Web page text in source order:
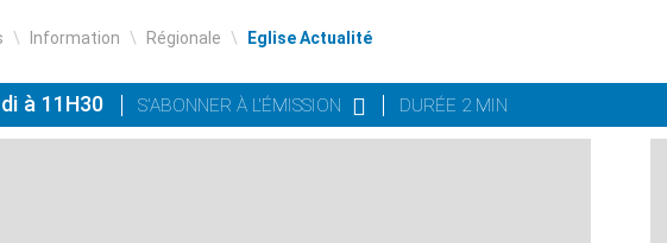
\ Information \ Régionale \ Eglise Actualité
à 11H30 S'ABONNER À L'ÉMISSION DURÉE 2 MIN